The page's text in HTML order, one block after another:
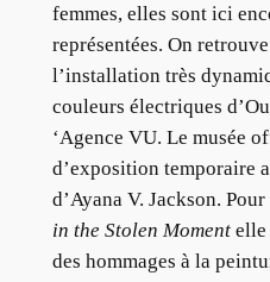
femmes, elles sont ici
représentées. On
l’installation très
couleurs électriques
‘Agence VU. Le musée
d’exposition temporaire
d’Ayana V. Jackson. Pour
in the Stolen Momentelle
des hommages à la